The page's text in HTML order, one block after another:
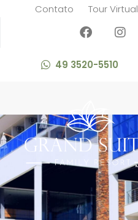
Contato Tour Virtual
49 3520-5510